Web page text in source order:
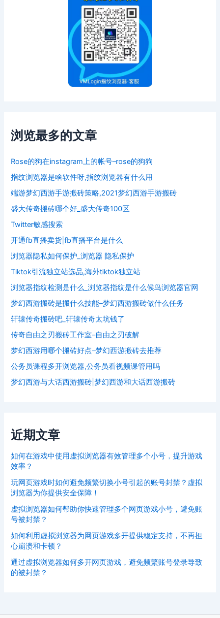
浏览最多的文章
Rose的狗在instagram上的帐号–rose的狗狗
指纹浏览器是啥软件呀,指纹浏览器有什么用
端游梦幻西游手游搬砖策略,2021梦幻西游手游搬砖
盛大传奇搬砖哪个好_盛大传奇100区
Twitter敏感搜索
开通fb直播卖货|fb直播平台是什么
浏览器隐私如何保护_浏览器 隐私保护
Tiktok引流独立站选品,海外tiktok独立站
浏览器指纹检测是什么_浏览器指纹是什么候鸟浏览器官网
梦幻西游搬砖是搬什么技能–梦幻西游搬砖做什么任务
轩辕传奇搬砖吧_轩辕传奇太坑钱了
传奇自由之刃搬砖工作室–自由之刃破解
梦幻西游用哪个搬砖好点–梦幻西游搬砖去推荐
公务员课程多开浏览器,公务员看视频课管用吗
梦幻西游与大话西游搬砖|梦幻西游和大话西游搬砖
近期文章
如何在游戏中使用虚拟浏览器有效管理多个小号，提升游戏
效率？
玩网页游戏时如何避免频繁切换小号引起的账号封禁？虚拟
浏览器为你提供安全保障！
虚拟浏览器如何帮助你快速管理多个网页游戏小号，避免账
号被封禁？
如何利用虚拟浏览器为网页游戏多开提供稳定支持，不再担
心崩溃和卡顿？
通过虚拟浏览器如何多开网页游戏，避免频繁账号登录导致
的被封禁？